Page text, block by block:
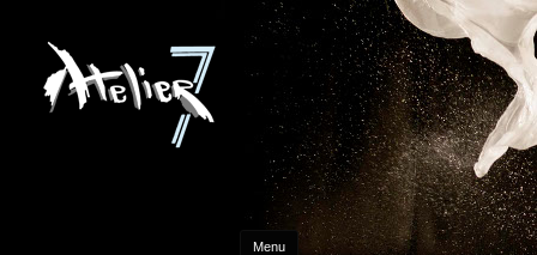
Menu Aller au contenu